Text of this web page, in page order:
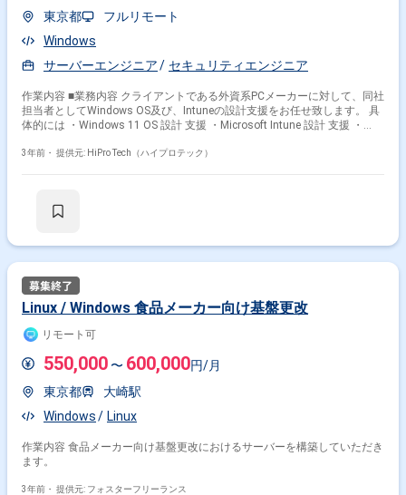
東京都
フルリモート
Windows
サーバーエンジニア
セキュリティエンジニア
作業内容 ■業務内容 クライアントである外資系PCメーカーに対して、同社
担当者としてWindows OS及び、Intuneの設計支援をお任せ致します。 具
体的には ・Windows 11 OS 設計 支援 ・Microsoft Intune 設計 支援 ・
用 試験仕様書の作成 支援 ※いずれも要件定義までは、お客様にて実施いた
・人数規模 1名 ※基本的には先方の外資系PCメーカー担当者とやり取り
依頼でWindows OS及び、Intuneの設計 PJTが進行中。 既存プロパー社員
2名中の１名が参画できなくなってしまったことによりリソース不足が発
生しています。 Windows OSをはじめ、Microsoft Intune やWindows
Autopilotの要件定義～設計 にご経験のある方にお力添えいただけますと幸
いです。
3年前・ 提供元: HiPro Tech（ハイプロテック）
Linux / Windows 食品メーカー向け基盤更改
リモート可
550,000 〜 600,000円/月
東京都
大崎駅
Windows
Linux
作業内容 食品メーカー向け基盤更改におけるサーバーを構築していただき
ます。
3年前・ 提供元: フォスターフリーランス